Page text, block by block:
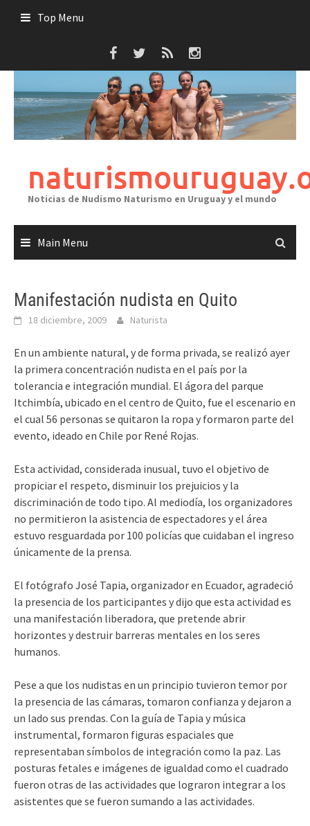
Top Menu
Noticias de Nudismo Naturismo en Uruguay y el mundo
Main Menu
Manifestación nudista en Quito
18 diciembre, 2009 Naturista
En un ambiente natural, y de forma privada, se realizó ayer
la primera concentración nudista en el país por la
tolerancia e integración mundial. El ágora del parque
Itchimbía, ubicado en el centro de Quito, fue el escenario en
el cual 56 personas se quitaron la ropa y formaron parte del
evento, ideado en Chile por René Rojas.
Esta actividad, considerada inusual, tuvo el objetivo de
propiciar el respeto, disminuir los prejuicios y la
discriminación de todo tipo. Al mediodía, los organizadores
no permitieron la asistencia de espectadores y el área
estuvo resguardada por 100 policías que cuidaban el ingreso
únicamente de la prensa.
El fotógrafo José Tapia, organizador en Ecuador, agradeció
la presencia de los participantes y dijo que esta actividad es
una manifestación liberadora, que pretende abrir
horizontes y destruir barreras mentales en los seres
humanos.
Pese a que los nudistas en un principio tuvieron temor por
la presencia de las cámaras, tomaron confianza y dejaron a
un lado sus prendas. Con la guía de Tapia y música
instrumental, formaron figuras espaciales que
representaban símbolos de integración como la paz. Las
posturas fetales e imágenes de igualdad como el cuadrado
fueron otras de las actividades que lograron integrar a los
asistentes que se fueron sumando a las actividades.